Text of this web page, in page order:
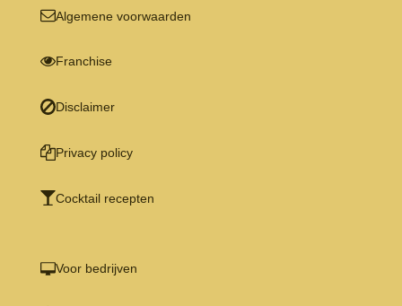
Algemene voorwaarden
Franchise
Disclaimer
Privacy policy
Cocktail recepten
Voor bedrijven